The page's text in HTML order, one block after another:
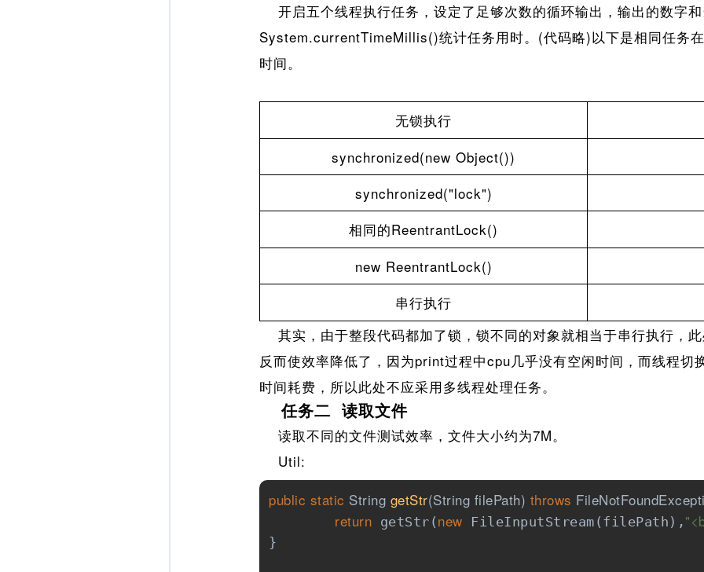
开启五个线程执行任务，设定了足够次数的循环输出，输出的数字
System.currentTimeMillis()统计任务用时。(代码略)以下是相同任务
时间。
无锁执行
synchronized(new Object())
synchronized("lock")
相同的ReentrantLock()
new ReentrantLock()
串行执行
其实，由于整段代码都加了锁，锁不同的对象就相当于串行执行，
反而使效率降低了，因为print过程中cpu几乎没有空闲时间，而线程切
时间耗费，所以此处不应采用多线程处理任务。
任务二 读取文件
读取不同的文件测试效率，文件大小约为7M。
Util:
public static String getStr(String filePath) throws
return getStr( new FileInputStream(filePath),
}